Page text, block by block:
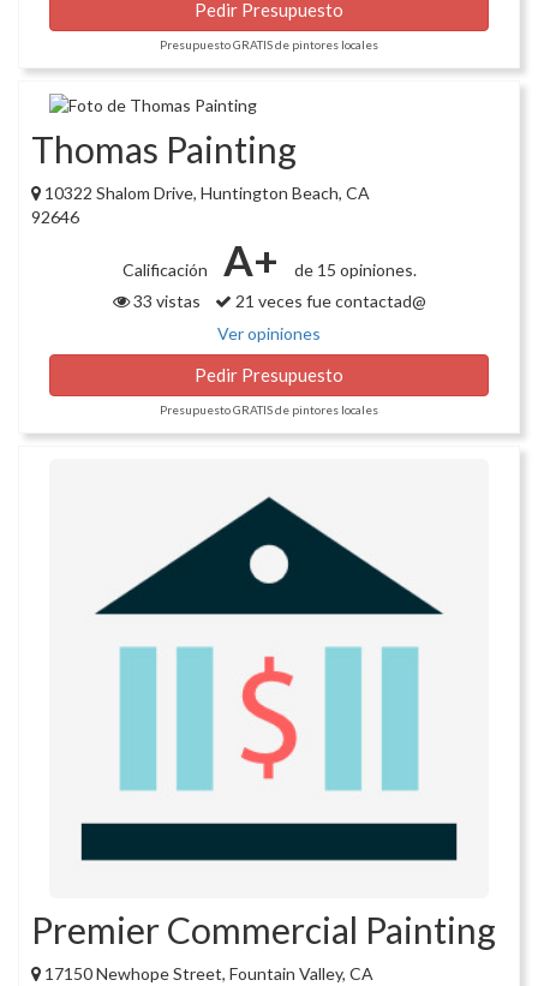
Pedir Presupuesto
Presupuesto GRATIS de pintores locales
Thomas Painting
10322 Shalom Drive, Huntington Beach, CA
92646
Calificación A+
de 15 opiniones.
33 vistas
21 veces fue contactad@
Ver opiniones
Pedir Presupuesto
Presupuesto GRATIS de pintores locales
Premier Commercial Painting
17150 Newhope Street, Fountain Valley, CA